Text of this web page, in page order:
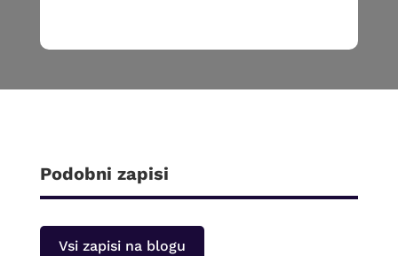
Podobni zapisi
Vsi zapisi na blogu